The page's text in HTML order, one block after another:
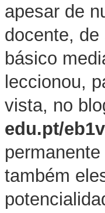
apesar de
docente,
básico
leccionou,
vista, no
edu.pt/
também